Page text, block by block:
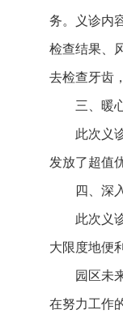
务。 义诊内
检查结果、
去检查牙齿
三、暖
此次义
发放了超值
四、深
此次义
大限度地便
园区未
在努力工作